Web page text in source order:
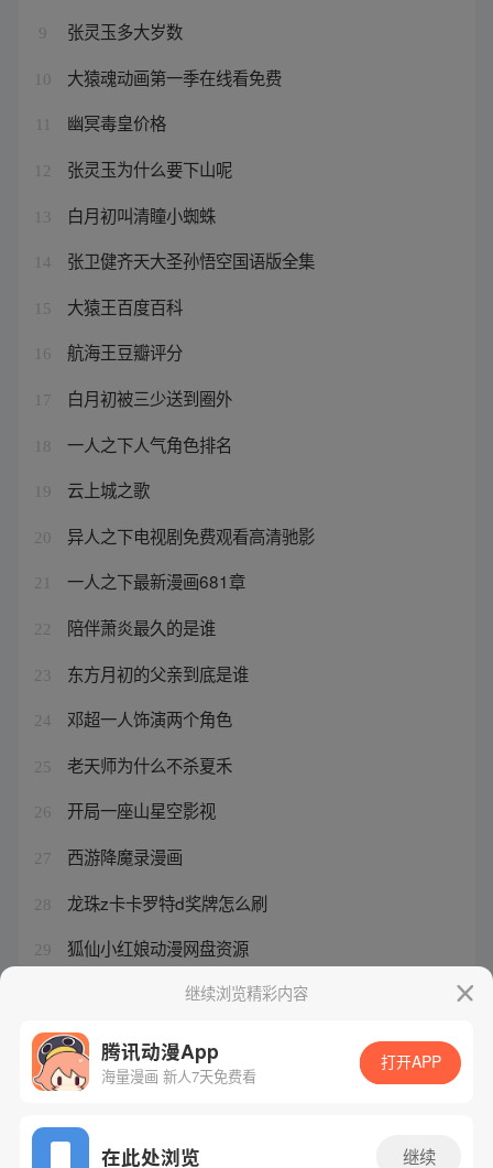
9 张灵玉多大岁数
10 大猿魂动画第一季在线看免费
幽冥毒皇价格
12 张灵玉为什么要下山呢
13 白月初叫清瞳小蜘蛛
14 张卫健齐天大圣孙悟空国语版全集
15 大猿王百度百科
16 航海王豆瓣评分
17 白月初被三少送到圈外
18 一人之下人气角色排名
19 云上城之歌
20 异人之下电视剧免费观看高清驰影
21 一人之下最新漫画681章
22 陪伴萧炎最久的是谁
23 东方月初的父亲到底是谁
24 邓超一人饰演两个角色
25 老天师为什么不杀夏禾
26 开局一座山星空影视
27 西游降魔录漫画
28 龙珠z卡卡罗特d奖牌怎么刷
29 狐仙小红娘动漫网盘资源
天下会会长是好人吗继续浏览精彩内容
腾讯动漫App
海量漫画 新人7天免费看
打开APP
在此处浏览 继续
网站备案/许可证号：粤B2-20090059-5